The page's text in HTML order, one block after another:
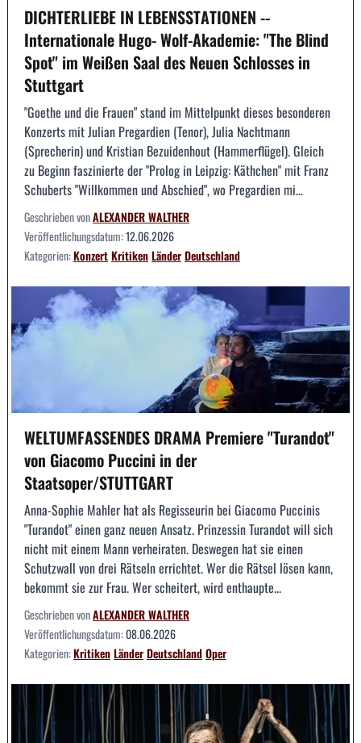
DICHTERLIEBE IN LEBENSSTATIONEN --
Internationale Hugo- Wolf-Akademie: "The Blind
Spot" im Weißen Saal des Neuen Schlosses in
Stuttgart
"Goethe und die Frauen" stand im Mittelpunkt dieses besonderen
Konzerts mit Julian Pregardien (Tenor), Julia Nachtmann
(Sprecherin) und Kristian Bezuidenhout (Hammerflügel). Gleich
zu Beginn faszinierte der "Prolog in Leipzig: Käthchen" mit Franz
Schuberts "Willkommen und Abschied", wo Pregardien mi...
Geschrieben vonALEXANDER WALTHER
Veröffentlichungsdatum:12.06.2026
Kategorien:KonzertKritikenLänderDeutschland
WELTUMFASSENDES DRAMA Premiere "Turandot"
von Giacomo Puccini in der
Staatsoper/STUTTGART
Anna-Sophie Mahler hat als Regisseurin bei Giacomo Puccinis
"Turandot" einen ganz neuen Ansatz. Prinzessin Turandot will sich
nicht mit einem Mann verheiraten. Deswegen hat sie einen
Schutzwall von drei Rätseln errichtet. Wer die Rätsel lösen kann,
bekommt sie zur Frau. Wer scheitert, wird enthaupte...
Geschrieben vonALEXANDER WALTHER
Veröffentlichungsdatum:08.06.2026
Kategorien:KritikenLänderDeutschlandOper